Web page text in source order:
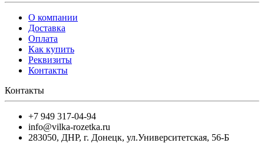
О компании
Доставка
Оплата
Как купить
Реквизиты
Контакты
Контакты
+7 949 317-04-94
info@vilka-rozetka.ru
283050, ДНР, г. Донецк, ул.Университетская, 56-Б